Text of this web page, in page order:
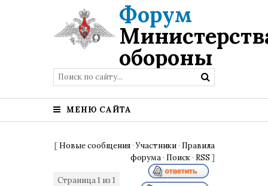
Форум
обороны
МЕНЮ САЙТА
[ Новые сообщения ·Участники · Правила
форума · Поиск · RSS ]
Страница1 из 1